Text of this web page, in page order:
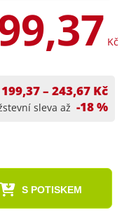
Kč
199,37 – 243,67 Kč
sleva až -18 %
S POTISKEM